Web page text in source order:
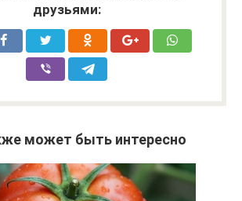
друзьями:
может быть интересно